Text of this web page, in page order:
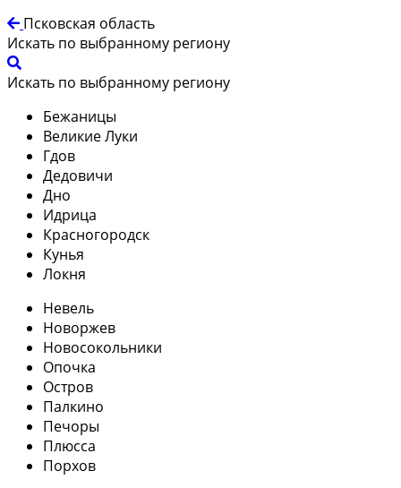
Псковская область
Искать по выбранному региону
Искать по выбранному региону
Бежаницы
Великие Луки
Гдов
Дедовичи
Дно
Идрица
Красногородск
Кунья
Локня
Невель
Новоржев
Новосокольники
Опочка
Остров
Палкино
Печоры
Плюсса
Порхов